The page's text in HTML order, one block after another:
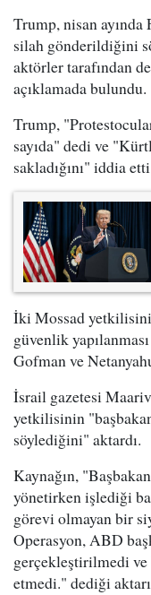
Trump, nisan
silah gönderildiğini
aktörler tarafından
açıklamada bulundu.
Trump,
sayıda" dedi ve
sakladığını" iddia
İki Mossad
güvenlik
Gofman ve
İsrail gazetesi
yetkilisinin
söylediğini" aktardı.
Kaynağın,
yönetirken işlediği
görevi olmayan bir
Operasyon, ABD
gerçekleştirilmedi ve
etmedi." dediği